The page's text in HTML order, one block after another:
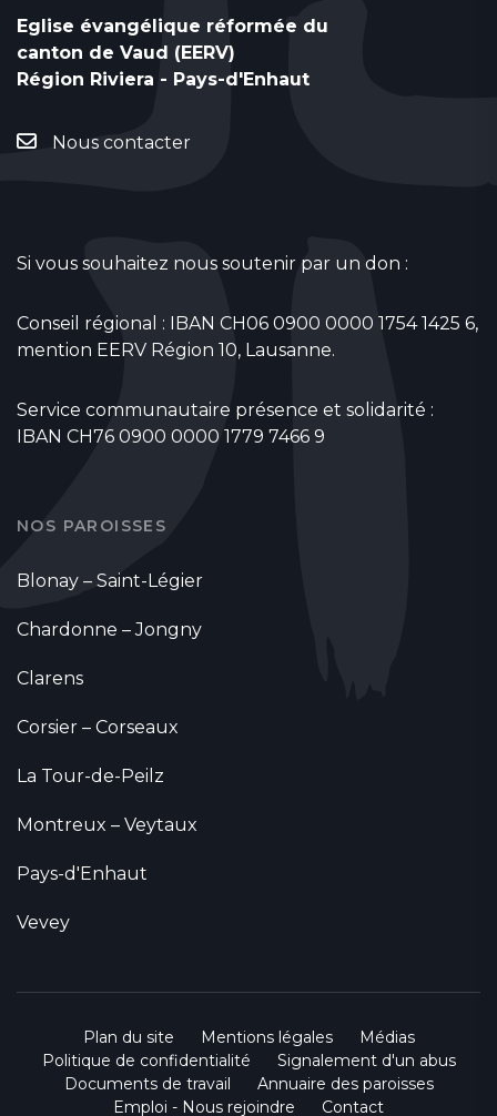
Eglise évangélique réformée du
canton de Vaud (EERV)
Région Riviera - Pays-d'Enhaut
Nous contacter
Si vous souhaitez nous soutenir par un don :
Conseil régional : IBAN CH06 0900 0000 1754 1425 6,
mention EERV Région 10, Lausanne.
Service communautaire présence et solidarité :
IBAN CH76 0900 0000 1779 7466 9
NOS PAROISSES
Blonay – Saint-Légier
Chardonne – Jongny
Clarens
Corsier – Corseaux
La Tour-de-Peilz
Montreux – Veytaux
Pays-d'Enhaut
Vevey
Plan du site Mentions légales
Médias
Politique de confidentialité
Signalement d'un abus
Documents de travail
Annuaire des paroisses
Emploi - Nous rejoindre
Contact